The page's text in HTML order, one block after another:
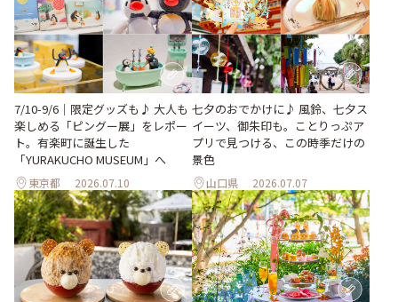
7/10-9/6｜限定グッズも♪ 大人も
楽しめる「ピングー展」をレポー
ト。有楽町に誕生した
「YURAKUCHO MUSEUM」へ
東京都 2026.07.10
七夕のおでかけに♪ 風鈴、七夕ス
イーツ、御朱印も。ことりっぷア
プリで見つける、この時季だけの
景色
山口県 2026.07.07